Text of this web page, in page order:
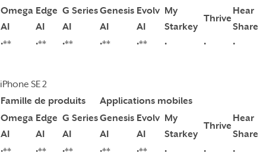
Omega
AI
Edge
AI
G Series
AI
Genesis
AI
Evolv
AI
My
Starkey
Thrive
Hear
Share
•**
•** •** •** •** • • •
iPhone SE 2
Famille de produits
Applications mobiles
Omega
AI
Edge
AI
G Series
AI
Genesis
AI
Evolv
AI
My
Starkey
Thrive
Hear
Share
•**
•** •** •** •** • • •